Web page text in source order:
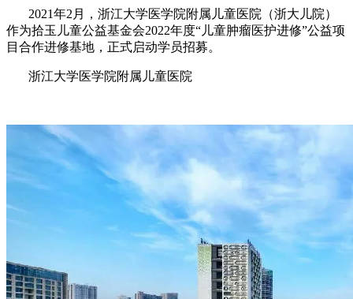
2021年2月，浙江大学医学院附属儿童医院（浙大儿院）
作为拾玉儿童公益基金会2022年度“儿童肿瘤医护进修”公益项
目合作进修基地，正式启动学员招募。
浙江大学医学院附属儿童医院